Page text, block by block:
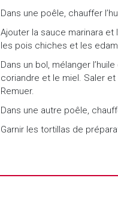
Dans une poêle, chauffer
Ajouter la sauce marinara
les pois chiches et les
Dans un bol, mélanger
coriandre et le miel. Saler
Remuer.
Dans une autre poêle,
Garnir les tortillas de